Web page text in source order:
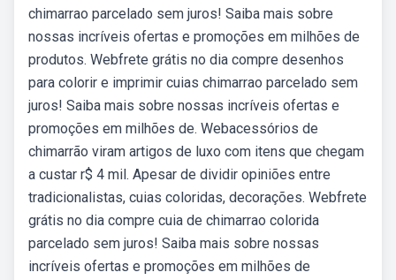
chimarrao parcelado sem juros! Saiba mais sobre
nossas incríveis ofertas e promoções em milhões de
produtos. Webfrete grátis no dia compre desenhos
para colorir e imprimir cuias chimarrao parcelado sem
juros! Saiba mais sobre nossas incríveis ofertas e
promoções em milhões de. Webacessórios de
chimarrão viram artigos de luxo com itens que chegam
a custar r$ 4 mil. Apesar de dividir opiniões entre
tradicionalistas, cuias coloridas, decorações. Webfrete
grátis no dia compre cuia de chimarrao colorida
parcelado sem juros! Saiba mais sobre nossas
incríveis ofertas e promoções em milhões de